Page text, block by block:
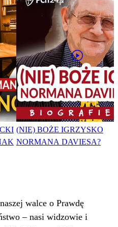
(NIE) BOŻE IGRZYSKO
NORMANA DAVIESA?
walce o Prawdę
– nasi widzowie i